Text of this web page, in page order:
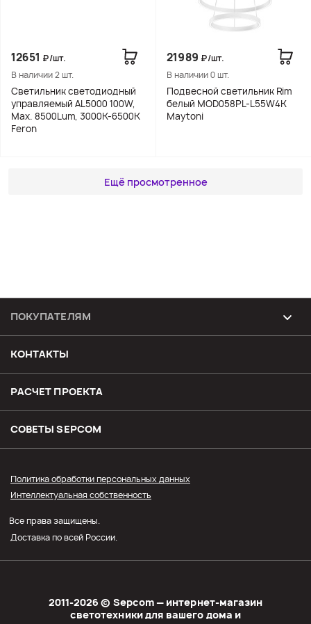
12651 ₽/шт.
В наличии 2 шт.
Светильник светодиодный
управляемый AL5000 100W,
Max. 8500Lum, 3000К-6500K
Feron
21989 ₽/шт.
В наличии 0 шт.
Подвесной светильник Rim
белый MOD058PL-L55W4K
Maytoni
Ещё просмотренное
ПОКУПАТЕЛЯМ
Возврат и обмен товара
Доставка
Оплата
Оптовым покупателям
Личный кабинет
КОНТАКТЫ
РАСЧЕТ ПРОЕКТА
СОВЕТЫ SЕPCOM
2011-2026 © Sеpcom — интернет-магазин
светотехники для вашего дома и
Политика обработки персональных данных
Интеллектуальная собственность
Все права защищены.
Доставка по всей России.